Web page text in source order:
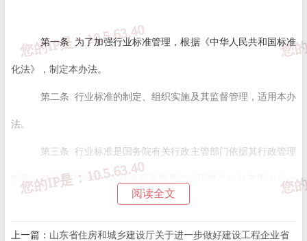
第一条 为了加强行业标准管理，根据《中华人民共和国标准
化法》，制定本办法。
第二条 行业标准的制定、组织实施及其监督管理，适用本办
法。
第三条 行业标准是国务院有关行政主管部门依据其行政管理
职责，对没有推荐性国家标准而又需要在全国某个行业范围内统一
的技术要求所制定的标准。
行业标准重点围绕本行业领域重要产品、工程技术、服务和
阅读全文
上一篇： 山东省住房和城乡建设厅关于进一步做好建设工程企业省